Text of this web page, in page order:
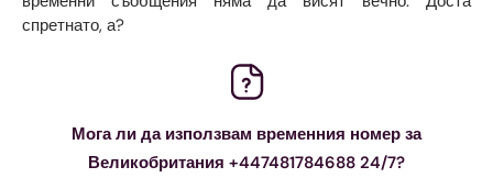
спретнато, а?
Мога ли да използвам временния номер за
Великобритания +447481784688 24/7?